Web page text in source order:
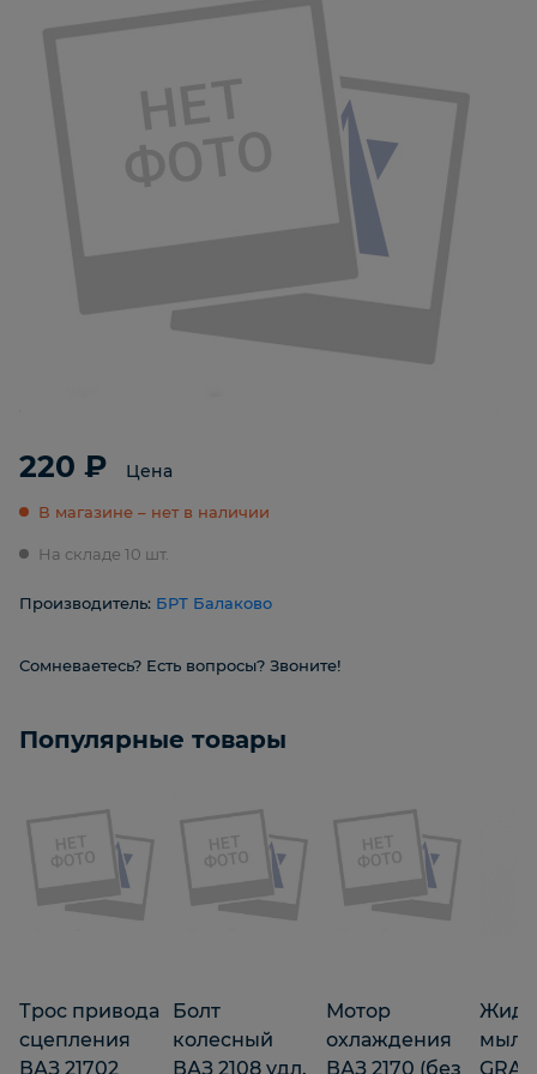
220 ₽ Цена
В магазине – нет в наличии
На складе 10 шт.
Производитель: БРТ Балаково
Сомневаетесь? Есть вопросы? Звоните!
Популярные товары
Трос привода
сцепления
ВАЗ 21702
Болт
колесный
ВАЗ 2108 удл.
Мотор
охлаждения
ВАЗ 2170 (без